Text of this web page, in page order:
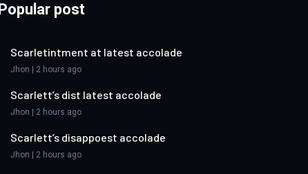
Popular post
Scarletintment at latest accolade
Jhon | 2 hours ago
Scarlett’s dist latest accolade
Jhon | 2 hours ago
Scarlett’s disappoest accolade
Jhon | 2 hours ago